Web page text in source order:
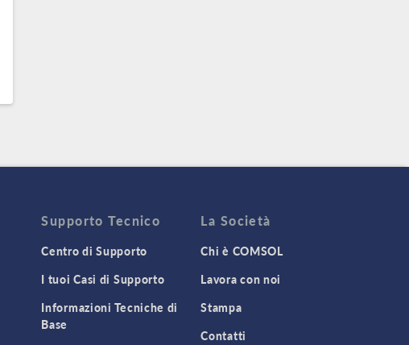
Supporto Tecnico
Centro di Supporto
I tuoi Casi di Supporto
Informazioni Tecniche di
Base
La Società
Chi è COMSOL
Lavora con noi
Stampa
Contatti